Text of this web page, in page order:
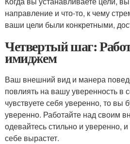
направление и что-то, к чему
ваши цели были конкретными,
Четвертый шаг:
имиджем
Ваш внешний вид и манера
повлиять на вашу уверенность в
чувствуете себя уверенно, то вы
уверенно. Работайте над своим
одевайтесь стильно и уверенно,
себе вырастет.